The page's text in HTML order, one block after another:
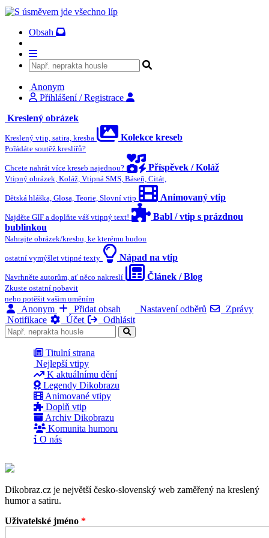
Obsah
Anonym
Přihlášení / Registrace
Kreslený obrázek
Kreslený vtip, satira, kresba Kolekce kreseb
Pořádáte soutěž kreslířů?
Chcete nahrát více kreseb najednou? Příspěvek / Koláž
Vtipný obrázek, Koláž, Vtipná SMS, Báseň, Citát,
Dětská hláška, Glosa, Teorie, Slovní vtip Animovaný vtip
Najděte GIF a doplňte váš vtipný text!
Babl / vtip s prázdnou
bublinkou
Nahrajte obrázek/kresbu, ke kterému budou
ostatní vymýšlet vtipné texty Nápad na vtip
Navrhněte autorům, ať něco nakreslí Článek / Blog
Zkuste ostatní pobavit
nebo potěšit vašim uměním
Anonym Přidat obsah Nastavení odběrů
Zprávy
Notifikace
Účet Odhlásit
Titulní strana
Nejlepší vtipy
K aktuálnímu dění
Legendy Dikobrazu
Animované vtipy
Doplň vtip
Archiv Dikobrazu
Komunita humoru
O nás
Dikobraz.cz je největší česko-slovenský web zaměřený na kreslený
humor a satiru.
Uživatelské jméno *